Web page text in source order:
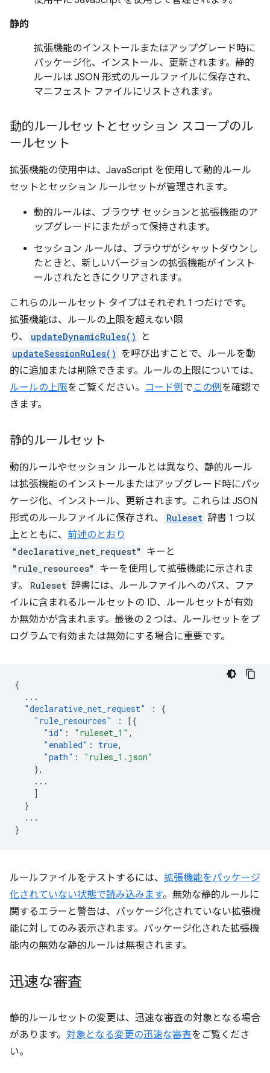
静的
拡張機能のインストールまたはアップグレード時に
パッケージ化、インストール、更新されます。静的
ルールは JSON 形式のルールファイルに保存され、
マニフェスト ファイルにリストされます。
動的ルールセットとセッション スコープのル
ールセット
拡張機能の使用中は、JavaScript を使用して動的ルール
セットとセッション ルールセットが管理されます。
動的ルールは、ブラウザ セッションと拡張機能のア
ップグレードにまたがって保持されます。
セッション ルールは、ブラウザがシャットダウンし
たときと、新しいバージョンの拡張機能がインスト
ールされたときにクリアされます。
これらのルールセット タイプはそれぞれ 1 つだけです。
拡張機能は、ルールの上限を超えない限
り、
updateDynamicRules() と
updateSessionRules() を呼び出すことで、ルールを動
的に追加または削除できます。ルールの上限については、
ルールの上限をご覧ください。 コード例でこの例を確認で
きます。
静的ルールセット
動的ルールやセッション ルールとは異なり、静的ルール
は拡張機能のインストールまたはアップグレード時にパッ
ケージ化、インストール、更新されます。これらは JSON
形式のルールファイルに保存され、
Ruleset 辞書 1 つ以
上とともに、 前述のとおり
"declarative_net_request" キーと
"rule_resources"
キーを使用して拡張機能に示されま
す。
Ruleset 辞書には、ルールファイルへのパス、ファ
イルに含まれるルールセットの ID、ルールセットが有効
か無効かが含まれます。最後の 2 つは、ルールセットをプ
ログラムで有効または無効にする場合に重要です。
{
...
"declarative_net_request"
:
{
"rule_resources"
:
[{
"id" : "ruleset_1" ,
"enabled" : true,
"path" :
"rules_1.json"
},
...
]
}
...
}
ルールファイルをテストするには、 拡張機能をパッケージ
化されていない状態で読み込みます。無効な静的ルールに
関するエラーと警告は、パッケージ化されていない拡張機
能に対してのみ表示されます。パッケージ化された拡張機
能内の無効な静的ルールは無視されます。
迅速な審査
静的ルールセットの変更は、迅速な審査の対象となる場合
があります。 対象となる変更の迅速な審査をご覧くださ
い。